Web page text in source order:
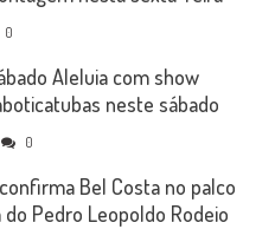
0
Aleluia com show
neste sábado
0
Bel Costa no palco
Pedro Leopoldo Rodeio